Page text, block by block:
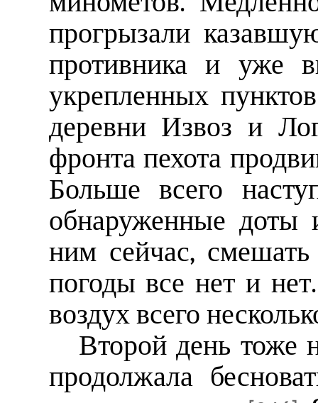
прогрызали
противника и уже
укрепленных
деревни Извоз и
фронта пехота
Больше всего
обнаруженные доты
ним сейчас,
погоды все нет и
воздух всего
Второй день тоже
продолжала